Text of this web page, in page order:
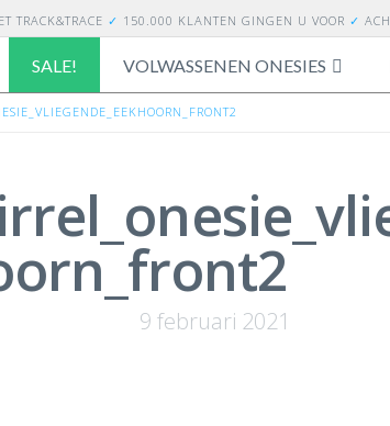
TRACK&TRACE ✓ 150.000 KLANTEN GINGEN U VOOR ✓
SALE! VOLWASSENEN ONESIES
9 februari 2021